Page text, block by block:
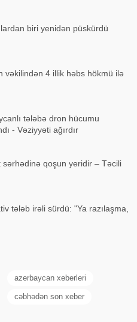
biri yenidən püskürdü
vəkilindən 4 illik həbs hökmü ilə
tələbə dron hücumu
- Vəziyyəti ağırdır
sərhədinə qoşun yeridir – Təcili
tələb irəli sürdü: "Ya razılaşma,
azerbaycan xeberleri
cəbhədən son xeber